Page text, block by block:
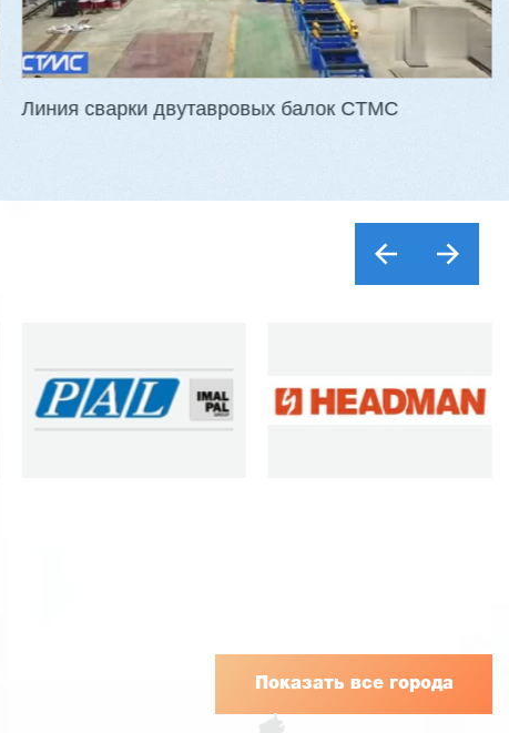
Кол-во шпинделей: 6 шт.
Скорость подачи: 6 - 36 м/мин
Мощность: 41,25 кВт
Вес: 4400 кг
Линия сварки двутавровых балок CTMC
Показать все города